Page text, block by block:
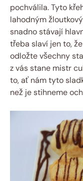
pochválila. Tyto
lahodným
snadno stávají
třeba slaví jen to,
odložte všechny
z vás stane mistr
to, ať nám tyto
než je stihneme